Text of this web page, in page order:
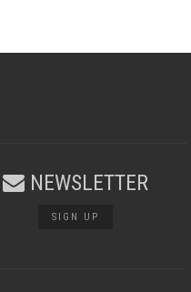
NEWSLETTER
SIGN UP